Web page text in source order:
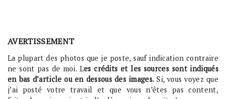
AVERTISSEMENT
La plupart des photos que je poste, sauf indication contraire
ne sont pas de moi. Les crédits et les sources sont indiqués
en bas d’article ou en dessous des images. Si, vous voyez que
j’ai posté votre travail et que vous n’êtes pas content,